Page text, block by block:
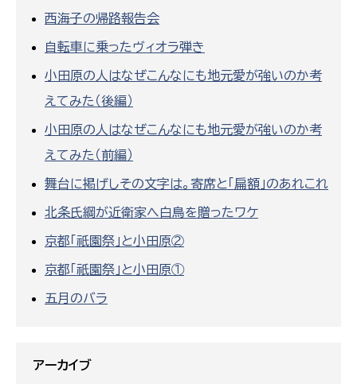
西海子の帰路報告会
自転車に乗ったヴィオラ弾き
小田原の人はなぜこんなにも地元愛が強いのか考
えてみた（後編）
小田原の人はなぜこんなにも地元愛が強いのか考
えてみた（前編）
舞台に掲げしその文字は。寄席と「扁額」のあれこれ
北条氏綱が近衛家へ白鳥を贈ったワケ
京都「祇園祭」と小田原②
京都「祇園祭」と小田原①
五月のバラ
アーカイブ